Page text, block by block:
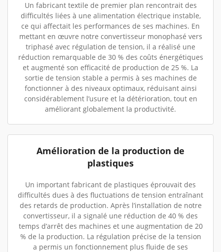
Un fabricant textile de premier plan rencontrait des
difficultés liées à une alimentation électrique instable,
ce qui affectait les performances de ses machines. En
mettant en œuvre notre convertisseur monophasé vers
triphasé avec régulation de tension, il a réalisé une
réduction remarquable de 30 % des coûts énergétiques
et augmenté son efficacité de production de 25 %. La
sortie de tension stable a permis à ses machines de
fonctionner à des niveaux optimaux, réduisant ainsi
considérablement l’usure et la détérioration, tout en
améliorant globalement la productivité.
Amélioration de la production de
plastiques
Un important fabricant de plastiques éprouvait des
difficultés dues à des fluctuations de tension entraînant
des retards de production. Après l’installation de notre
convertisseur, il a signalé une réduction de 40 % des
temps d’arrêt des machines et une augmentation de 20
% de la production. La régulation précise de la tension
a permis un fonctionnement plus fluide de ses